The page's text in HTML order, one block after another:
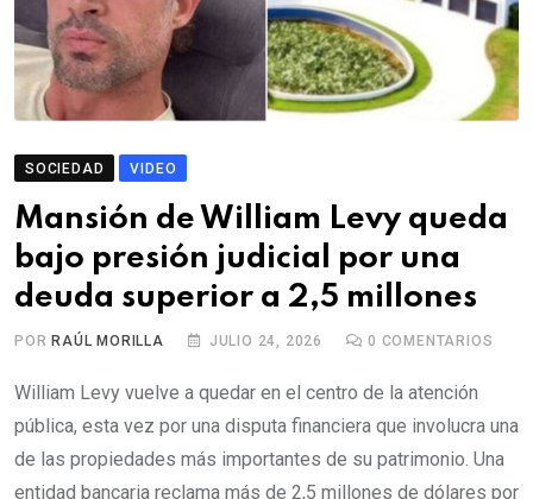
SOCIEDAD VIDEO
Mansión de William Levy queda
bajo presión judicial por una
deuda superior a 2,5 millones
POR RAÚL MORILLA JULIO 24, 2026 0 COMENTARIOS
William Levy vuelve a quedar en el centro de la atención
pública, esta vez por una disputa financiera que involucra una
de las propiedades más importantes de su patrimonio. Una
entidad bancaria reclama más de 2,5 millones de dólares por